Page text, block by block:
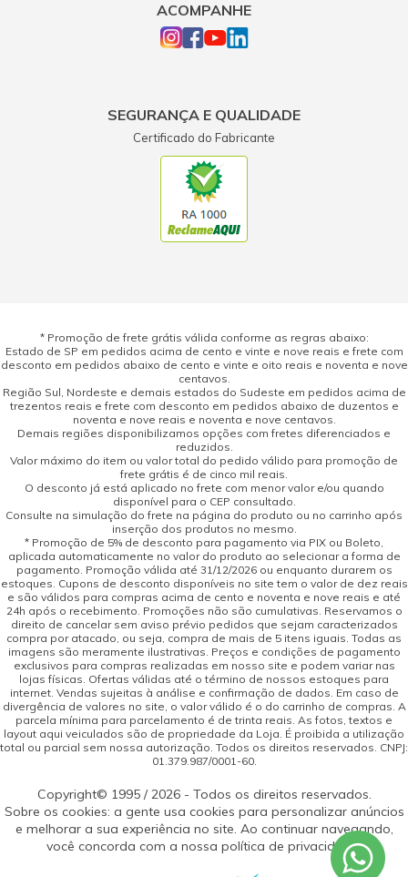
ACOMPANHE
SEGURANÇA E QUALIDADE
Certificado do Fabricante
* Promoção de frete grátis válida conforme as regras abaixo:
Estado de SP em pedidos acima de cento e vinte e nove reais e frete com
desconto em pedidos abaixo de cento e vinte e oito reais e noventa e nove
centavos.
Região Sul, Nordeste e demais estados do Sudeste em pedidos acima de
trezentos reais e frete com desconto em pedidos abaixo de duzentos e
noventa e nove reais e noventa e nove centavos.
Demais regiões disponibilizamos opções com fretes diferenciados e
reduzidos.
Valor máximo do item ou valor total do pedido válido para promoção de
frete grátis é de cinco mil reais.
O desconto já está aplicado no frete com menor valor e/ou quando
disponível para o CEP consultado.
Consulte na simulação do frete na página do produto ou no carrinho após
inserção dos produtos no mesmo.
* Promoção de 5% de desconto para pagamento via PIX ou Boleto,
aplicada automaticamente no valor do produto ao selecionar a forma de
pagamento. Promoção válida até 31/12/2026 ou enquanto durarem os
estoques. Cupons de desconto disponíveis no site tem o valor de dez reais
e são válidos para compras acima de cento e noventa e nove reais e até
24h após o recebimento. Promoções não são cumulativas. Reservamos o
direito de cancelar sem aviso prévio pedidos que sejam caracterizados
compra por atacado, ou seja, compra de mais de 5 itens iguais. Todas as
imagens são meramente ilustrativas. Preços e condições de pagamento
exclusivos para compras realizadas em nosso site e podem variar nas
lojas físicas. Ofertas válidas até o término de nossos estoques para
internet. Vendas sujeitas à análise e confirmação de dados. Em caso de
divergência de valores no site, o valor válido é o do carrinho de compras. A
parcela mínima para parcelamento é de trinta reais. As fotos, textos e
layout aqui veiculados são de propriedade da Loja. É proibida a utilização
total ou parcial sem nossa autorização. Todos os direitos reservados. CNPJ:
01.379.987/0001-60.
Copyright© 1995 / 2026 - Todos os direitos reservados.
Sobre os cookies: a gente usa cookies para personalizar anúncios
e melhorar a sua experiência no site. Ao continuar navegando,
você concorda com a nossa política de privacidade.